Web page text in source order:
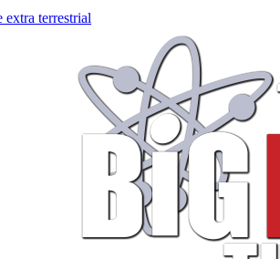
extra terrestrial